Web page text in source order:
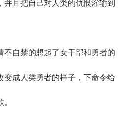
并且把自己对人类的仇恨灌输到
自禁的想起了女干部和勇者的
变成人类勇者的样子，下命令给